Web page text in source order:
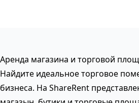
Аренда магазина и торговой
Найдите идеальное торговое
бизнеса. На ShareRent